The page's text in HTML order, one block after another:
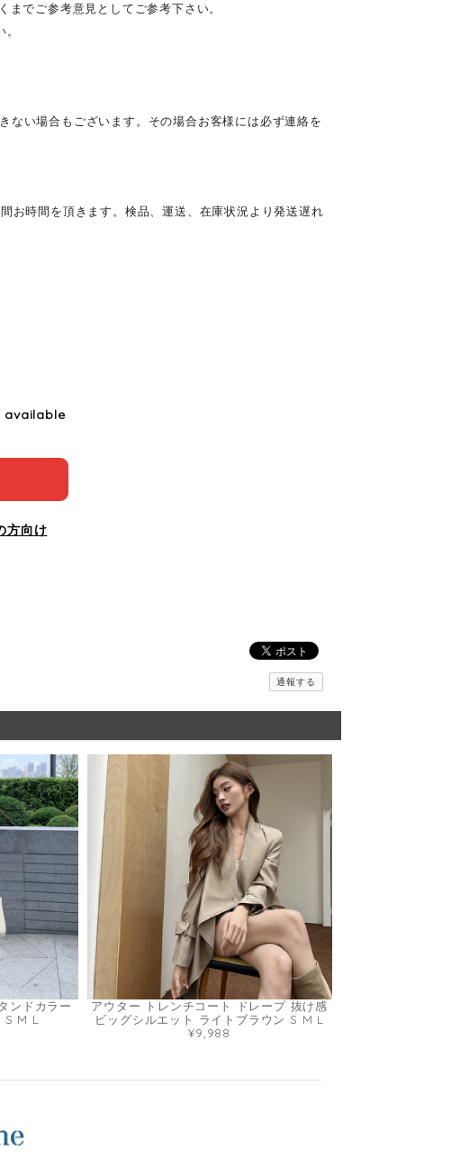
でご参考意見としてご参考下さい。
ない場合もございます。その場合お客様には必ず連絡を
お時間を頂きます。検品、運送、在庫状況より発送遅れ
available
方向け
通報する
ンドカラー
M L
アウター トレンチコート ドレープ 抜け感
ビッグシルエット ライトブラウン S M L
¥9,988